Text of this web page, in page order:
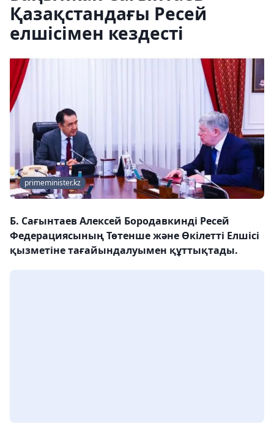
Қазақстандағы Ресей
елшісімен кездесті
primeminister.kz
Б. Сағынтаев Алексей Бородавкинді Ресей
Федерациясының Төтенше және Өкілетті Елшісі
қызметіне тағайындалуымен құттықтады.